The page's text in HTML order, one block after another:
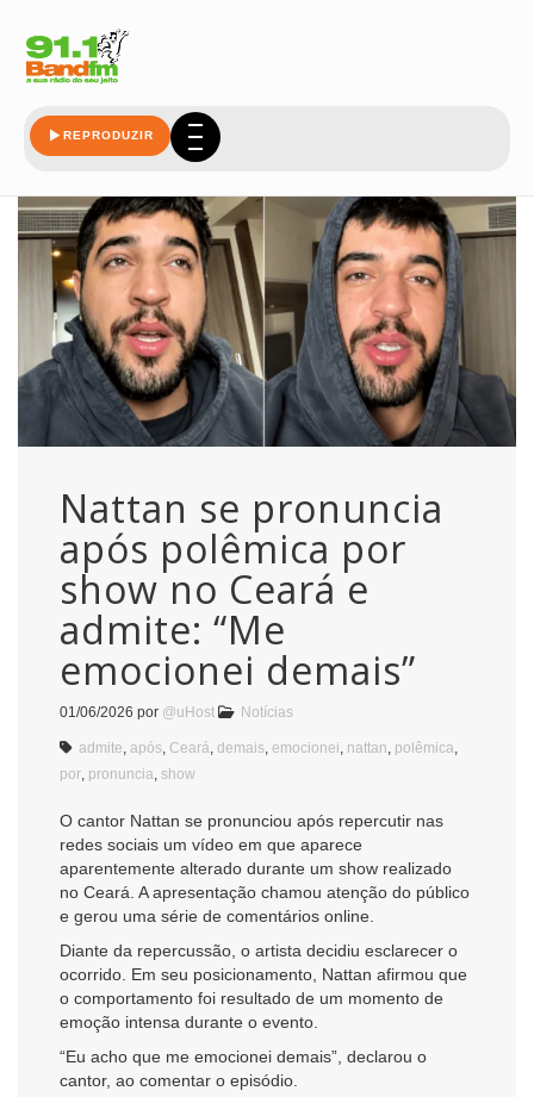
REPRODUZIR
Nattan se pronuncia
após polêmica por
show no Ceará e
admite: “Me
emocionei demais”
01/06/2026 por @uHost Notícias
admite após Ceará demais emocionei nattan polêmica
por pronuncia show
O cantor Nattan se pronunciou após repercutir nas
redes sociais um vídeo em que aparece
aparentemente alterado durante um show realizado
no Ceará. A apresentação chamou atenção do público
e gerou uma série de comentários online.
Diante da repercussão, o artista decidiu esclarecer o
ocorrido. Em seu posicionamento, Nattan afirmou que
o comportamento foi resultado de um momento de
emoção intensa durante o evento.
“Eu acho que me emocionei demais”, declarou o
cantor, ao comentar o episódio.